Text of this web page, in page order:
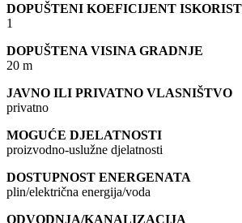
DOPUŠTENI KOEFICIJENT
1
DOPUŠTENA VISINA GRADNJE
20 m
JAVNO ILI PRIVATNO VLASNIŠTVO
privatno
MOGUĆE DJELATNOSTI
proizvodno-uslužne djelatnosti
DOSTUPNOST ENERGENATA
plin/električna energija/voda
ODVODNJA/KANALIZACIJA